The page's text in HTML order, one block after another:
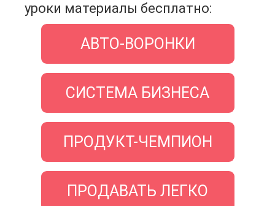
уроки материалы бесплатно:
АВТО-ВОРОНКИ
СИСТЕМА БИЗНЕСА
ПРОДУКТ-ЧЕМПИОН
ПРОДАВАТЬ ЛЕГКО